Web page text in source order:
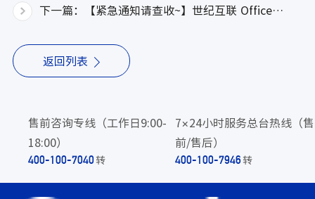
下一篇：【紧急通知请查收~】世纪互联 Office 365更新组织信息重要通知
返回列表
售前咨询专线（工作日9:00-
18:00）
400-100-7040转
7×24小时服务总台热线（售
前/售后）
400-100-7946转